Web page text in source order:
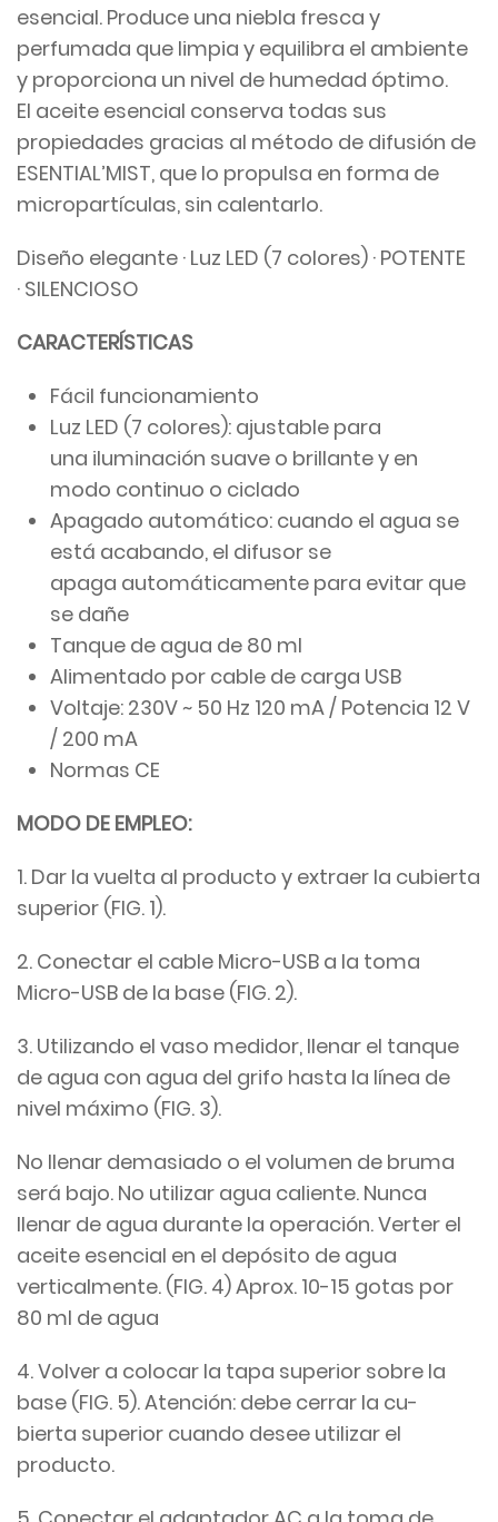
esencial. Produce una niebla fresca y
perfumada que limpia y equilibra el ambiente
y proporciona un nivel de humedad óptimo.
El aceite esencial conserva todas sus
propiedades gracias al método de difusión de
ESENTIAL’MIST, que lo propulsa en forma de
micropartículas, sin calentarlo.
Diseño elegante · Luz LED (7 colores) · POTENTE
· SILENCIOSO
CARACTERÍSTICAS
Fácil funcionamiento
Luz LED (7 colores): ajustable para
una iluminación suave o brillante y en
modo continuo o ciclado
Apagado automático: cuando el agua se
está acabando, el difusor se
apaga automáticamente para evitar que
se dañe
Tanque de agua de 80 ml
Alimentado por cable de carga USB
Voltaje: 230V ~ 50 Hz 120 mA / Potencia 12 V
/ 200 mA
Normas CE
MODO DE EMPLEO:
1. Dar la vuelta al producto y extraer la cubierta
superior (FIG. 1).
2. Conectar el cable Micro-USB a la toma
Micro-USB de la base (FIG. 2).
3. Utilizando el vaso medidor, llenar el tanque
de agua con agua del grifo hasta la línea de
nivel máximo (FIG. 3).
No llenar demasiado o el volumen de bruma
será bajo. No utilizar agua caliente. Nunca
llenar de agua durante la operación. Verter el
aceite esencial en el depósito de agua
verticalmente. (FIG. 4) Aprox. 10-15 gotas por
80 ml de agua
4. Volver a colocar la tapa superior sobre la
base (FIG. 5). Atención: debe cerrar la cu-
bierta superior cuando desee utilizar el
producto.